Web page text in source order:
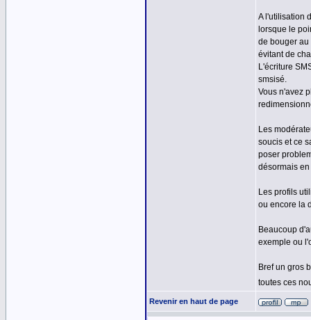
A l'utilisation
lorsque le
de bouger au
évitant de
L'écriture
smsisé.
Vous n'avez
Les
soucis et ce
poser
désormais
Les profils
ou encore la
Beaucoup
exemple ou
Bref un gros
toutes ces
Revenir en haut de page